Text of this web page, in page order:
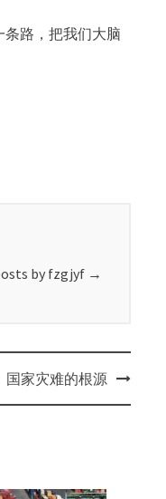
路，把我们大脑
by fzgjyf →
国家灾难的根源